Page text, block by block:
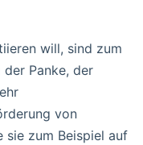
will, sind zum
Panke, der
von
sie zum Beispiel auf